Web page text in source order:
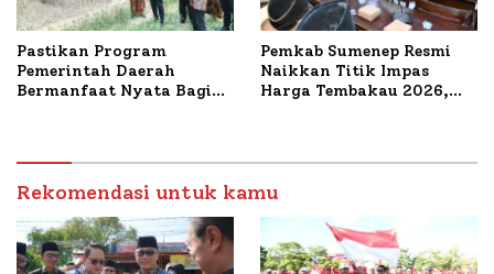
Pastikan Program
Pemerintah Daerah
Bermanfaat Nyata Bagi
Petelur di Desa Bataal
Timur
Pemkab Sumenep Resmi
Naikkan Titik Impas
Harga Tembakau 2026,
Rekomendasi untuk kamu